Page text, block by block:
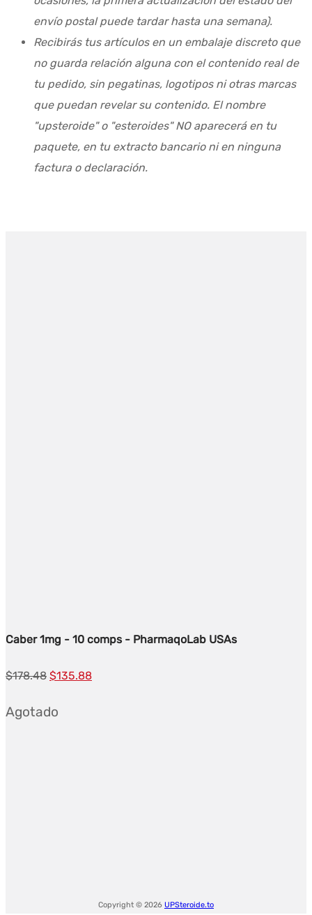
envío postal puede tardar hasta una semana).
Recibirás tus artículos en un embalaje discreto que
no guarda relación alguna con el contenido real de
tu pedido, sin pegatinas, logotipos ni otras marcas
que puedan revelar su contenido. El nombre
"upsteroide" o "esteroides" NO aparecerá en tu
paquete, en tu extracto bancario ni en ninguna
factura o declaración.
Caber 1mg - 10 comps - PharmaqoLab USAs
$178.48 El
original
$135.88El
Agotado
Copyright © 2026 UPSteroide.to